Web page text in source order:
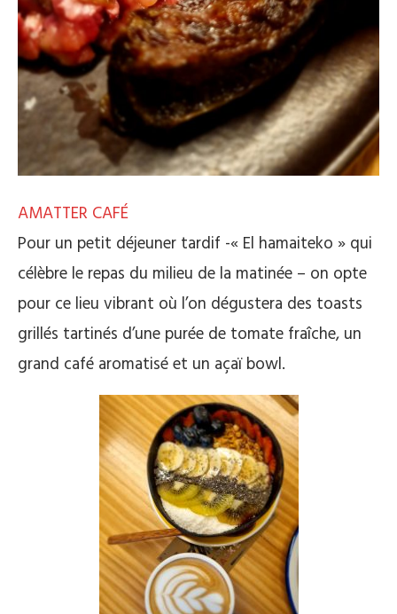
AMATTER CAFÉ
Pour un petit déjeuner tardif -« El hamaiteko » qui
célèbre le repas du milieu de la matinée – on opte
pour ce lieu vibrant où l’on dégustera des toasts
grillés tartinés d’une purée de tomate fraîche, un
grand café aromatisé et un açaï bowl.